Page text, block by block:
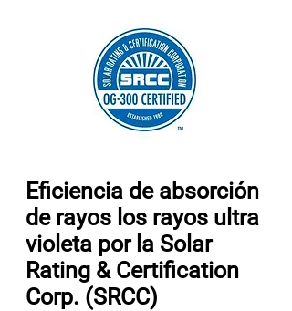
Eficiencia de absorción
de rayos los rayos ultra
violeta por la Solar
Rating & Certification
Corp. (SRCC)